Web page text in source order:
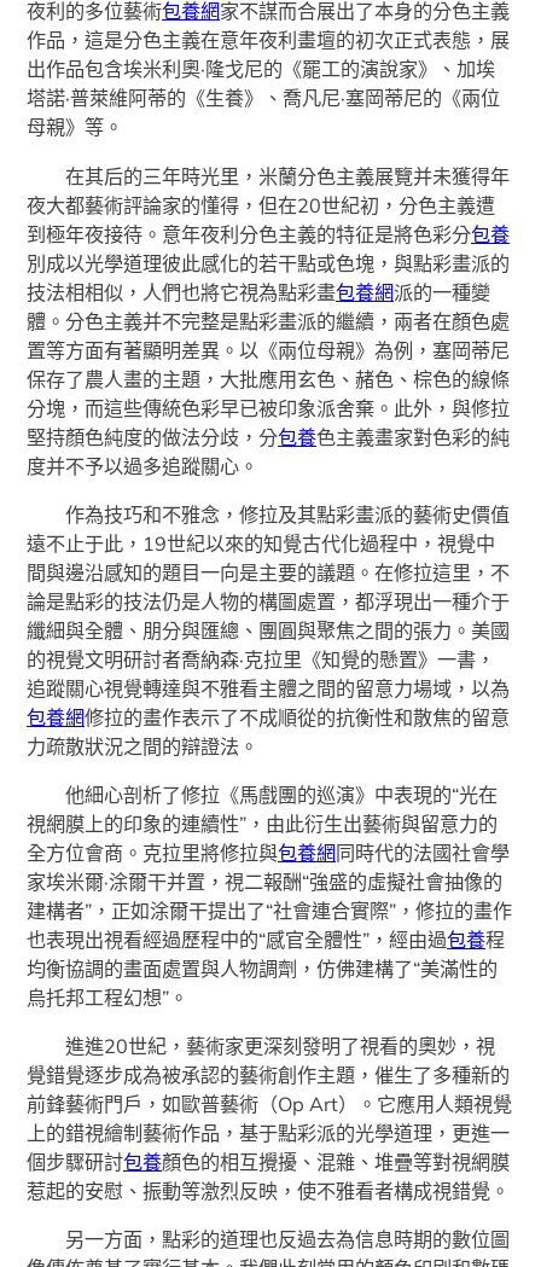
夜利的多位藝術包養網家不謀而合展出了本身的分色主義
作品，這是分色主義在意年夜利畫壇的初次正式表態，展
出作品包含埃米利奧·隆戈尼的《罷工的演說家》、加埃
塔諾·普萊維阿蒂的《生養》、喬凡尼·塞岡蒂尼的《兩位
母親》等。
在其后的三年時光里，米蘭分色主義展覽并未獲得年
夜大都藝術評論家的懂得，但在20世紀初，分色主義遭
到極年夜接待。意年夜利分色主義的特征是將色彩分包養
別成以光學道理彼此感化的若干點或色塊，與點彩畫派的
技法相相似，人們也將它視為點彩畫包養網派的一種變
體。分色主義并不完整是點彩畫派的繼續，兩者在顏色處
置等方面有著顯明差異。以《兩位母親》為例，塞岡蒂尼
保存了農人畫的主題，大批應用玄色、赭色、棕色的線條
分塊，而這些傳統色彩早已被印象派舍棄。此外，與修拉
堅持顏色純度的做法分歧，分包養色主義畫家對色彩的純
度并不予以過多追蹤關心。
作為技巧和不雅念，修拉及其點彩畫派的藝術史價值
遠不止于此，19世紀以來的知覺古代化過程中，視覺中
間與邊沿感知的題目一向是主要的議題。在修拉這里，不
論是點彩的技法仍是人物的構圖處置，都浮現出一種介于
纖細與全體、朋分與匯總、團圓與聚焦之間的張力。美國
的視覺文明研討者喬納森·克拉里《知覺的懸置》一書，
追蹤關心視覺轉達與不雅看主體之間的留意力場域，以為
包養網修拉的畫作表示了不成順從的抗衡性和散焦的留意
力疏散狀況之間的辯證法。
他細心剖析了修拉《馬戲團的巡演》中表現的“光在
視網膜上的印象的連續性”，由此衍生出藝術與留意力的
全方位會商。克拉里將修拉與包養網同時代的法國社會學
家埃米爾·涂爾干并置，視二報酬“強盛的虛擬社會抽像的
建構者”，正如涂爾干提出了“社會連合實際”，修拉的畫作
也表現出視看經過歷程中的“感官全體性”，經由過包養程
均衡協調的畫面處置與人物調劑，仿佛建構了“美滿性的
烏托邦工程幻想”。
進進20世紀，藝術家更深刻發明了視看的奧妙，視
覺錯覺逐步成為被承認的藝術創作主題，催生了多種新的
前鋒藝術門戶，如歐普藝術（Op Art）。它應用人類視覺
上的錯視繪制藝術作品，基于點彩派的光學道理，更進一
個步驟研討包養顏色的相互攪擾、混雜、堆疊等對視網膜
惹起的安慰、振動等激烈反映，使不雅看者構成視錯覺。
另一方面，點彩的道理也反過去為信息時期的數位圖